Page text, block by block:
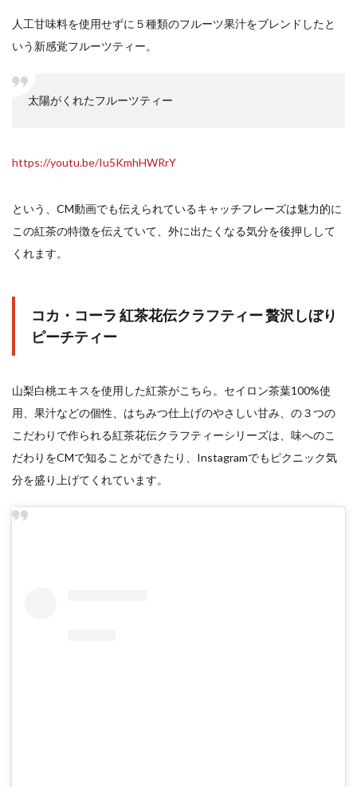
人工甘味料を使用せずに５種類のフルーツ果汁をブレンドしたと
いう新感覚フルーツティー。
太陽がくれたフルーツティー
https://youtu.be/Iu5KmhHWRrY
という、CM動画でも伝えられているキャッチフレーズは魅力的に
この紅茶の特徴を伝えていて、外に出たくなる気分を後押しして
くれます。
コカ・コーラ 紅茶花伝クラフティー 贅沢しぼり
ピーチティー
山梨白桃エキスを使用した紅茶がこちら。セイロン茶葉100%使
用、果汁などの個性、はちみつ仕上げのやさしい甘み、の３つの
こだわりで作られる紅茶花伝クラフティーシリーズは、味へのこ
だわりをCMで知ることができたり、Instagramでもピクニック気
分を盛り上げてくれています。